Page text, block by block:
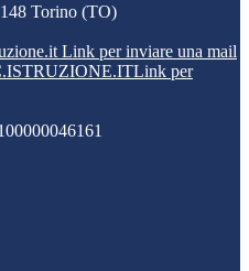
Torino (TO)
Link per inviare una mail
Link per